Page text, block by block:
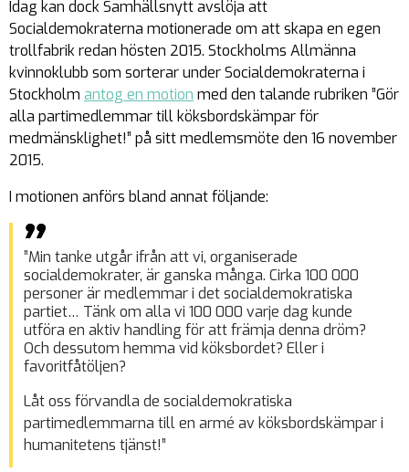
Idag kan dock Samhällsnytt avslöja att
Socialdemokraterna motionerade om att skapa en egen
trollfabrik redan hösten 2015. Stockholms Allmänna
kvinnoklubb som sorterar under Socialdemokraterna i
Stockholm antog en motion med den talande rubriken ”Gör
alla partimedlemmar till köksbordskämpar för
medmänsklighet!” på sitt medlemsmöte den 16 november
2015.
I motionen anförs bland annat följande:
”Min tanke utgår ifrån att vi, organiserade
socialdemokrater, är ganska många. Cirka 100 000
personer är medlemmar i det socialdemokratiska
partiet… Tänk om alla vi 100 000 varje dag kunde
utföra en aktiv handling för att främja denna dröm?
Och dessutom hemma vid köksbordet? Eller i
favoritfåtöljen?
Låt oss förvandla de socialdemokratiska
partimedlemmarna till en armé av köksbordskämpar i
humanitetens tjänst!”